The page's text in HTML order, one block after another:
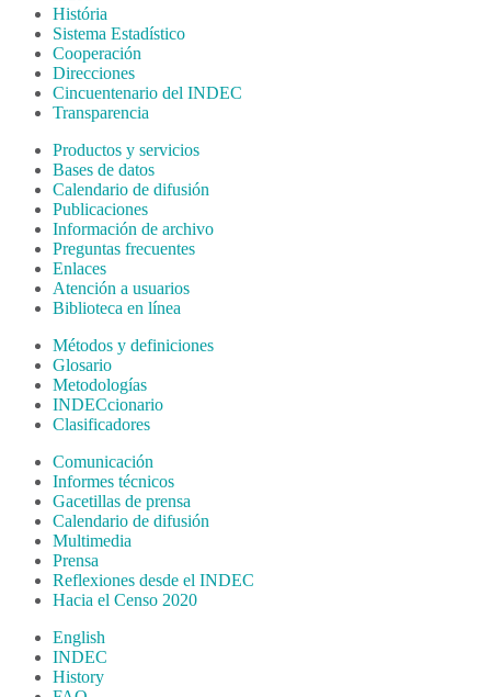
História
Sistema Estadístico
Cooperación
Direcciones
Cincuentenario del INDEC
Transparencia
Productos y servicios
Bases de datos
Calendario de difusión
Publicaciones
Información de archivo
Preguntas frecuentes
Enlaces
Atención a usuarios
Biblioteca en línea
Métodos y definiciones
Glosario
Metodologías
INDECcionario
Clasificadores
Comunicación
Informes técnicos
Gacetillas de prensa
Calendario de difusión
Multimedia
Prensa
Reflexiones desde el INDEC
Hacia el Censo 2020
English
INDEC
History